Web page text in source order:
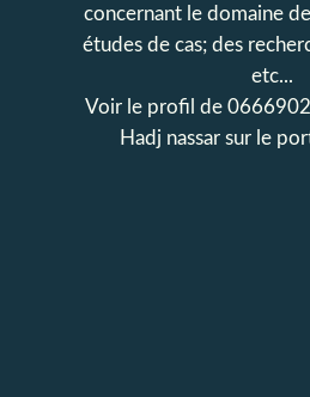
concernant le domaine
études de cas; des
etc...
Voir le profil de
Hadj nassar sur le